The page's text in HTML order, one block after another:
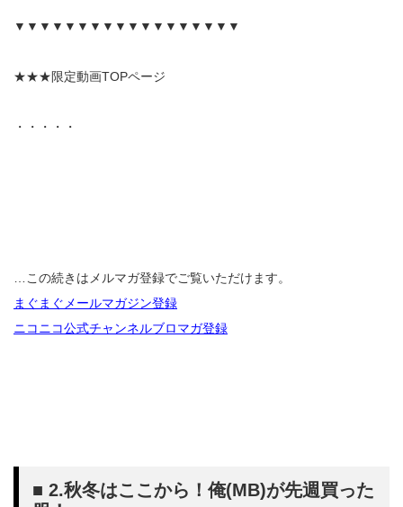
▼▼▼▼▼▼▼▼▼▼▼▼▼▼▼▼▼▼
★★★限定動画TOPページ
・・・・・
…この続きはメルマガ登録でご覧いただけます。
まぐまぐメールマガジン登録
ニコニコ公式チャンネルブロマガ登録
■ 2.秋冬はここから！俺(MB)が先週買った